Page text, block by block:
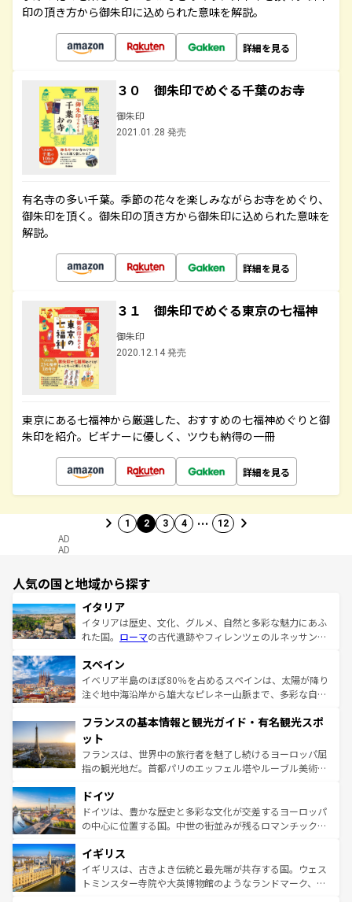
印の頂き方から御朱印に込められた意味を解説。
詳細を見る
３０ 御朱印でめぐる千葉のお寺
御朱印
2021.01.28 発売
有名寺の多い千葉。季節の花々を楽しみながらお寺をめぐり、
御朱印を頂く。御朱印の頂き方から御朱印に込められた意味を
解説。
詳細を見る
３１ 御朱印でめぐる東京の七福神
御朱印
2020.12.14 発売
東京にある七福神から厳選した、おすすめの七福神めぐりと御
朱印を紹介。ビギナーに優しく、ツウも納得の一冊
詳細を見る
1 2 3 4 … 12
AD
AD
人気の国と地域から探す
イタリア
イタリアは歴史、文化、グルメ、自然と多彩な魅力にあふ
れた国。 ローマの古代遺跡やフィレンツェのルネッサンス
ろん、トスカーナの美しい田園風景やアマルフィ海岸の絶
景など、自然景観も見逃せない。観光の合間には、本場の
ピザやパスタなど、絶品のイタリア料理を堪能することも
ませてくれるイタリアで、忘れられない旅をしてみよう！
なお、新着のイタリア情報は
しい。
スペイン
イベリア半島のほぼ80％を占めるスペインは、太陽が降り
注ぐ地中海沿岸から雄大なピレネー山脈まで、多彩な自然
文化が根付くこの国では、情熱的なフラメンコ、熱気あふ
れる闘牛、そして美味しいタパスが生活の一部となってい
る。首都マドリードの洗練された雰囲気や、バルセロナの
アートに溢れた街角から、地方では古代ローマ遺跡や中世
せる。地方によって風土や気候が異なるスペインはその個
性で訪れる人を魅了する。 なお、新着のスペイン情報は コ
ンテンツ一覧を参照してほしい。
フランスの基本情報と観光ガイド・有名観光スポ
ット
フランスは、世界中の旅行者を魅了し続けるヨーロッパ屈
指の観光地だ。首都パリのエッフェル塔やルーブル美術館
で、幅広い魅力が詰まっている。華麗な宮殿、歴史的な大
聖堂、美しいビーチ、そして豊かな自然が、訪れる者を心
から魅了する。また、フランスは美食の国としても知ら
いる。シャンパンの発祥地であるランス、プロヴァンスの
香り高いラベンダー畑など、多彩な楽しみ方が可能だ。さ
らに、パリ以外の地域にも魅力が溢れており、どの街角に
ドイツ
ドイツは、豊かな歴史と多彩な文化が交差するヨーロッパ
の中心に位置する国。中世の街並みが残るロマンチック街
顔を持つこの国は、どこを歩いても飽きることがない。ベ
ルリンの文化的活気、バイエルン州のアルプスの絶景、そ
してライン川沿いのワイン畑といった風景は必見。ビール
イギリス
イギリスは、古きよき伝統と最先端が共存する国。ウェス
トミンスター寺院や大英博物館のようなランドマーク、歴